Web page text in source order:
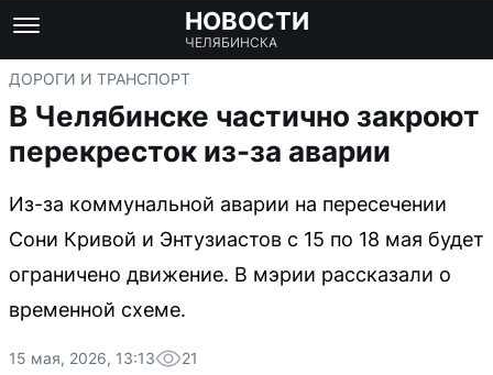
НОВОСТИ
ЧЕЛЯБИНСКА
ДОРОГИ И ТРАНСПОРТ
В Челябинске частично закроют
перекресток из-за аварии
Из-за коммунальной аварии на пересечении
Сони Кривой и Энтузиастов с 15 по 18 мая будет
ограничено движение. В мэрии рассказали о
временной схеме.
15 мая, 2026, 13:13 21